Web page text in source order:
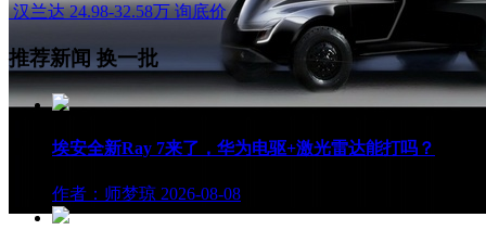
汉兰达 24.98-32.58万 询底价
推荐新闻换一批
埃安全新Ray 7来了，华为电驱+激光雷达能打吗？
作者：师梦琼 2026-08-08